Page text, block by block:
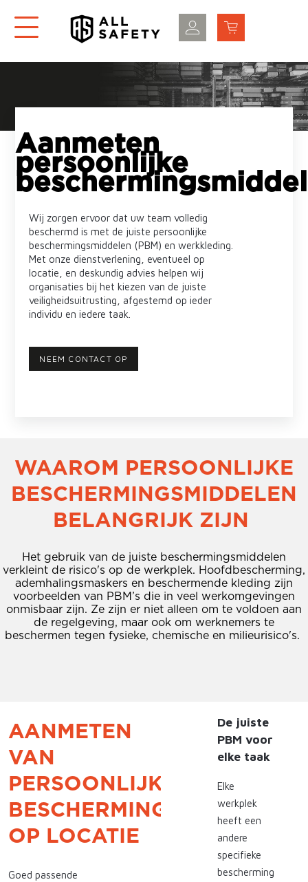
Aanmeten
persoonlijke
Wij zorgen ervoor dat uw team volledig
beschermd is met de juiste persoonlijke
beschermingsmiddelen (PBM) en werkkleding.
Met onze dienstverlening, eventueel op
locatie, en deskundig advies helpen wij
organisaties bij het kiezen van de juiste
veiligheidsuitrusting, afgestemd op ieder
individu en iedere taak.
NEEM CONTACT OP
WAAROM PERSOONLIJKE
BESCHERMINGSMIDDELEN
BELANGRIJK ZIJN
Het gebruik van de juiste beschermingsmiddelen
verkleint de risico's op de werkplek. Hoofdbescherming,
ademhalingsmaskers en beschermende kleding zijn
voorbeelden van PBM’s die in veel werkomgevingen
onmisbaar zijn. Ze zijn er niet alleen om te voldoen aan
de regelgeving, maar ook om werknemers te
beschermen tegen fysieke, chemische en milieurisico's.
AANMETEN
VAN
PERSOONLIJKE
BESCHERMINGSMIDDELEN
OP LOCATIE
Goed passende
De juiste
PBM voor
elke taak
Elke
werkplek
heeft een
andere
specifieke
bescherming